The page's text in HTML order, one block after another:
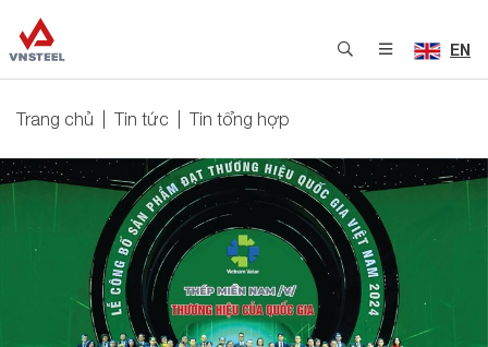
EN
Trang chủ Tin tức Tin tổng hợp